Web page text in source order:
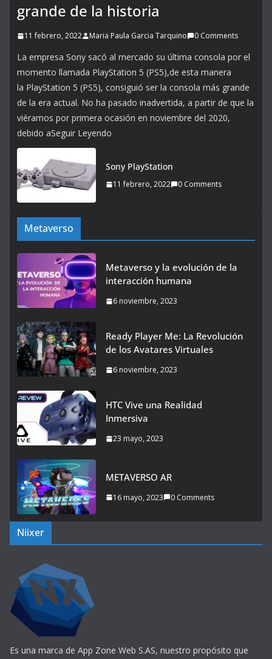
grande de la historia
11 febrero, 2022 Maria Paula Garcia Tarquino 0 Comments
La empresa Sony sacó al mercado su última consola por el
momento llamada PlayStation 5 (PS5),de esta manera
la PlayStation 5 (PS5), consiguió ser la consola más grande
de la era actual. No ha pasado inadvertida, a partir de que la
viéramos por primera ocasión en noviembre del 2020,
debido aSeguir Leyendo
Sony PlayStation
11 febrero, 2022 0 Comments
Metaverso
Metaverso y la evolución de la
interacción humana
6 noviembre, 2023
Ready Player Me: La Revolución
de los Avatares Virtuales
6 noviembre, 2023
HTC Vive una Realidad
Inmersiva
23 mayo, 2023
METAVERSO AR
16 mayo, 2023 0 Comments
Niixer
Es una marca de App Zone Web S.AS, nuestro propósito que